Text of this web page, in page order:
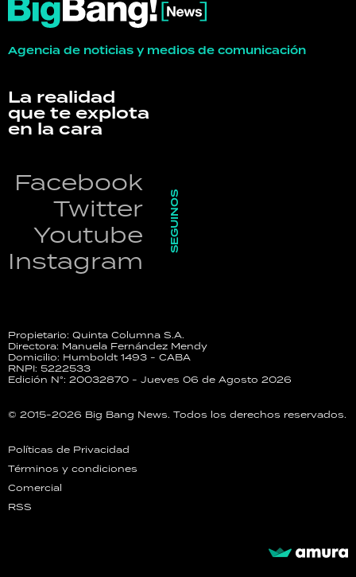
Agencia de noticias y medios de comunicación
La realidad
que te explota
en la cara
Facebook
Twitter
Youtube
Instagram
SEGUINOS
Propietario: Quinta Columna S.A.
Directora: Manuela Fernández Mendy
Domicilio: Humboldt 1493 - CABA
RNPI: 5222533
Edición N°: 20032870 - Jueves 06 de Agosto 2026
© 2015-2026 Big Bang News. Todos los derechos reservados.
Políticas de Privacidad
Términos y condiciones
Comercial
RSS